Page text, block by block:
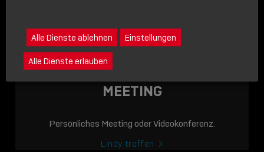
LINDY ACADEMY
JETZT ONLINE
VERFÜGBAR: DIE
LINDY ACADEMY –
WISSEN, DASMEETING
Persönliches Meeting oder Videokonferenz.
Lindy treffen
Alle Dienste ablehnen Einstellungen
Alle Dienste erlauben